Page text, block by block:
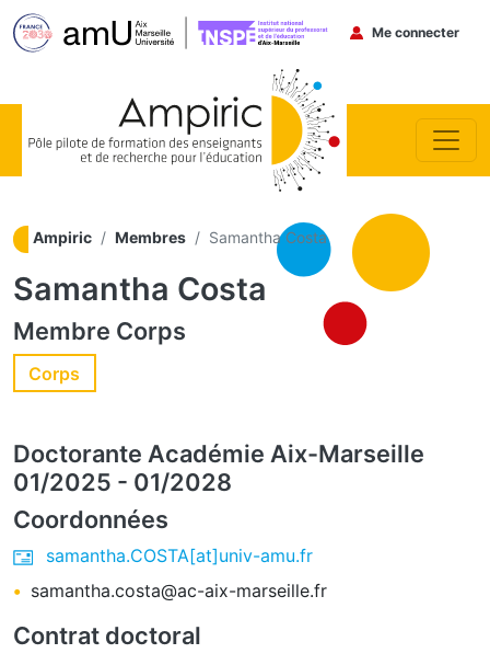
Menu du
Me connecter
Ampiric Membres Samantha Costa
Samantha Costa
Membre Corps
Corps
Doctorante Académie Aix-Marseille
01/2025 - 01/2028
Coordonnées
samantha.COSTA[at]univ-amu.fr
samantha.costa@ac-aix-marseille.fr
Contrat doctoral